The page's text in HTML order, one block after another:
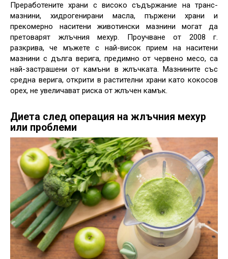
Преработените храни с високо съдържание на транс-
мазнини, хидрогенирани масла, пържени храни и
прекомерно наситени животински мазнини могат да
претоварят жлъчния мехур. Проучване от 2008 г.
разкрива, че мъжете с най-висок прием на наситени
мазнини с дълга верига, предимно от червено месо, са
най-застрашени от камъни в жлъчката. Мазнините със
средна верига, открити в растителни храни като кокосов
орех, не увеличават риска от жлъчен камък.
Диета след операция на жлъчния мехур
или проблеми